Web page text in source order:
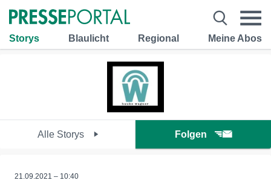
Storys Blaulicht Regional Meine Abos
Alle Storys Folgen
21.09.2021 – 10:40